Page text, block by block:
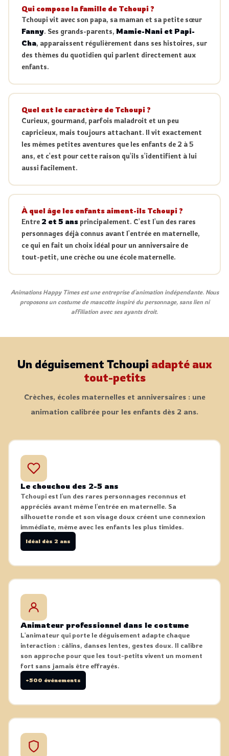
Qui compose la famille de Tchoupi ?
Tchoupi vit avec son papa, sa maman et sa petite sœur
Fanny. Ses grands-parents, Mamie-Nani et Papi-
Cha, apparaissent régulièrement dans ses histoires, sur
des thèmes du quotidien qui parlent directement aux
enfants.
Quel est le caractère de Tchoupi ?
Curieux, gourmand, parfois maladroit et un peu
capricieux, mais toujours attachant. Il vit exactement
les mêmes petites aventures que les enfants de 2 à 5
ans, et c'est pour cette raison qu'ils s'identifient à lui
aussi facilement.
À quel âge les enfants aiment-ils Tchoupi ?
Entre 2 et 5 ansprincipalement. C'est l'un des rares
personnages déjà connus avant l'entrée en maternelle,
ce qui en fait un choix idéal pour un anniversaire de
tout-petit, une crèche ou une école maternelle.
Animations Happy Times est une entreprise d'animation indépendante. Nous
proposons un costume de mascotte inspiré du personnage, sans lien ni
affiliation avec ses ayants droit.
Un déguisement Tchoupi adapté aux
tout-petits
Crèches, écoles maternelles et anniversaires : une
animation calibrée pour les enfants dès 2 ans.
Le chouchou des 2-5 ans
Tchoupi est l'un des rares personnages reconnus et
appréciés avant même l'entrée en maternelle. Sa
silhouette ronde et son visage doux créent une connexion
immédiate, même avec les enfants les plus timides.
Idéal dès 2 ans
Animateur professionnel dans le costume
L'animateur qui porte le déguisement adapte chaque
interaction : câlins, danses lentes, gestes doux. Il calibre
son approche pour que les tout-petits vivent un moment
fort sans jamais être effrayés.
+500 événements